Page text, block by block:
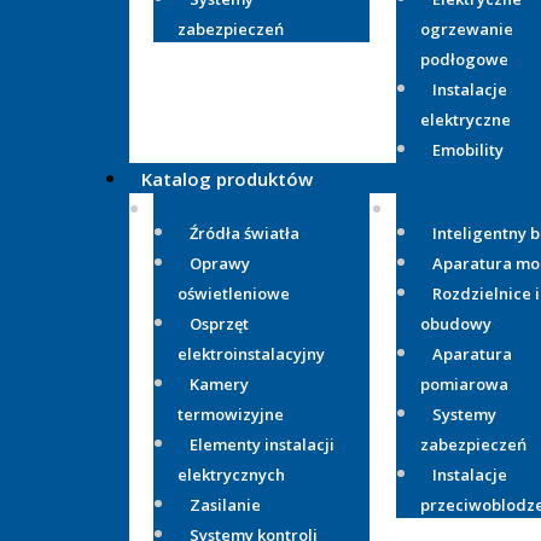
zabezpieczeń
ogrzewanie
podłogowe
Instalacje
elektryczne
Emobility
Katalog produktów
Źródła światła
Oprawy
oświetleniowe
Osprzęt
elektroinstalacyjny
Kamery
termowizyjne
Elementy instalacji
elektrycznych
Zasilanie
Systemy kontroli
Inteligentny
Aparatura
Rozdzielnice i
obudowy
Aparatura
pomiarowa
Systemy
zabezpieczeń
Instalacje